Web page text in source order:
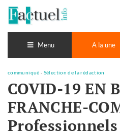
contenu
Menu A la une
communiqué - Sélection de la rédaction
COVID-19 EN
FRANCHE-